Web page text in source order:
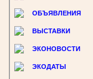
ОБЪЯВЛЕНИЯ
ВЫСТАВКИ
ЭКОНОВОСТИ
ЭКОДАТЫ